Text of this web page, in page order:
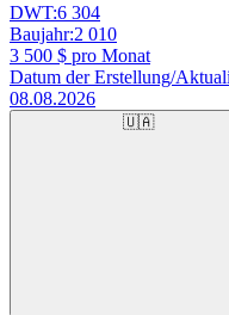
DWT:6 304
Baujahr:2 010
3 500 $ pro Monat
Datum der Erstellung/
08.08.2026
🇺🇦